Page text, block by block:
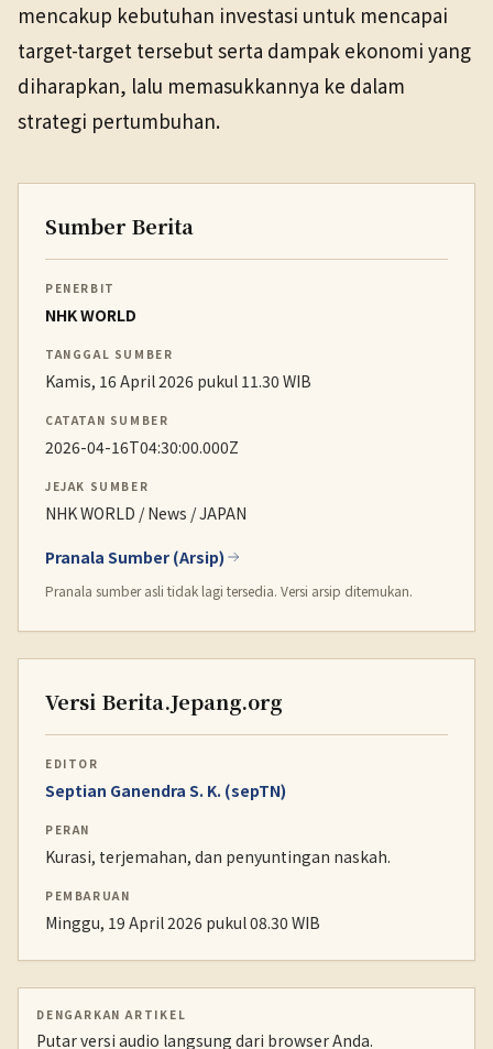
mencakup kebutuhan investasi untuk mencapai
target-target tersebut serta dampak ekonomi yang
diharapkan, lalu memasukkannya ke dalam
strategi pertumbuhan.
Sumber Berita
PENERBIT
NHK WORLD
TANGGAL SUMBER
Kamis, 16 April 2026 pukul 11.30 WIB
CATATAN SUMBER
2026-04-16T04:30:00.000Z
JEJAK SUMBER
NHK WORLD / News / JAPAN
Pranala Sumber (Arsip)
Pranala sumber asli tidak lagi tersedia. Versi arsip ditemukan.
Versi Berita.Jepang.org
EDITOR
Septian Ganendra S. K. (sepTN)
PERAN
Kurasi, terjemahan, dan penyuntingan naskah.
PEMBARUAN
Minggu, 19 April 2026 pukul 08.30 WIB
DENGARKAN ARTIKEL
Putar versi audio langsung dari browser Anda.